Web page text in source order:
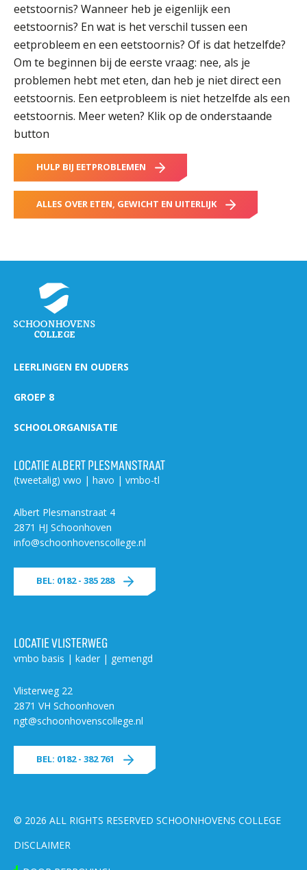
eetstoornis? Wanneer heb je eigenlijk een
eetstoornis? En wat is het verschil tussen een
eetprobleem en een eetstoornis? Of is dat hetzelfde?
Om te beginnen bij de eerste vraag: nee, als je
problemen hebt met eten, dan heb je niet direct een
eetstoornis. Een eetprobleem is niet hetzelfde als een
eetstoornis. Meer weten? Klik op de onderstaande
button
HULP BIJ EETPROBLEMEN
ALLES OVER ETEN, GEWICHT EN UITERLIJK
LEERLINGEN EN OUDERS
GROEP 8
SCHOOLORGANISATIE
LOCATIE ALBERT PLESMANSTRAAT
(tweetalig) vwo | havo | vmbo-tl
Albert Plesmanstraat 4
2871 HJ Schoonhoven
info@schoonhovenscollege.nl
BEL: 0182 - 385 288
LOCATIE VLISTERWEG
vmbo basis | kader | gemengd
Vlisterweg 22
2871 VH Schoonhoven
ngt@schoonhovenscollege.nl
BEL: 0182 - 382 761
© 2026 ALL RIGHTS RESERVED SCHOONHOVENS COLLEGE
DISCLAIMER